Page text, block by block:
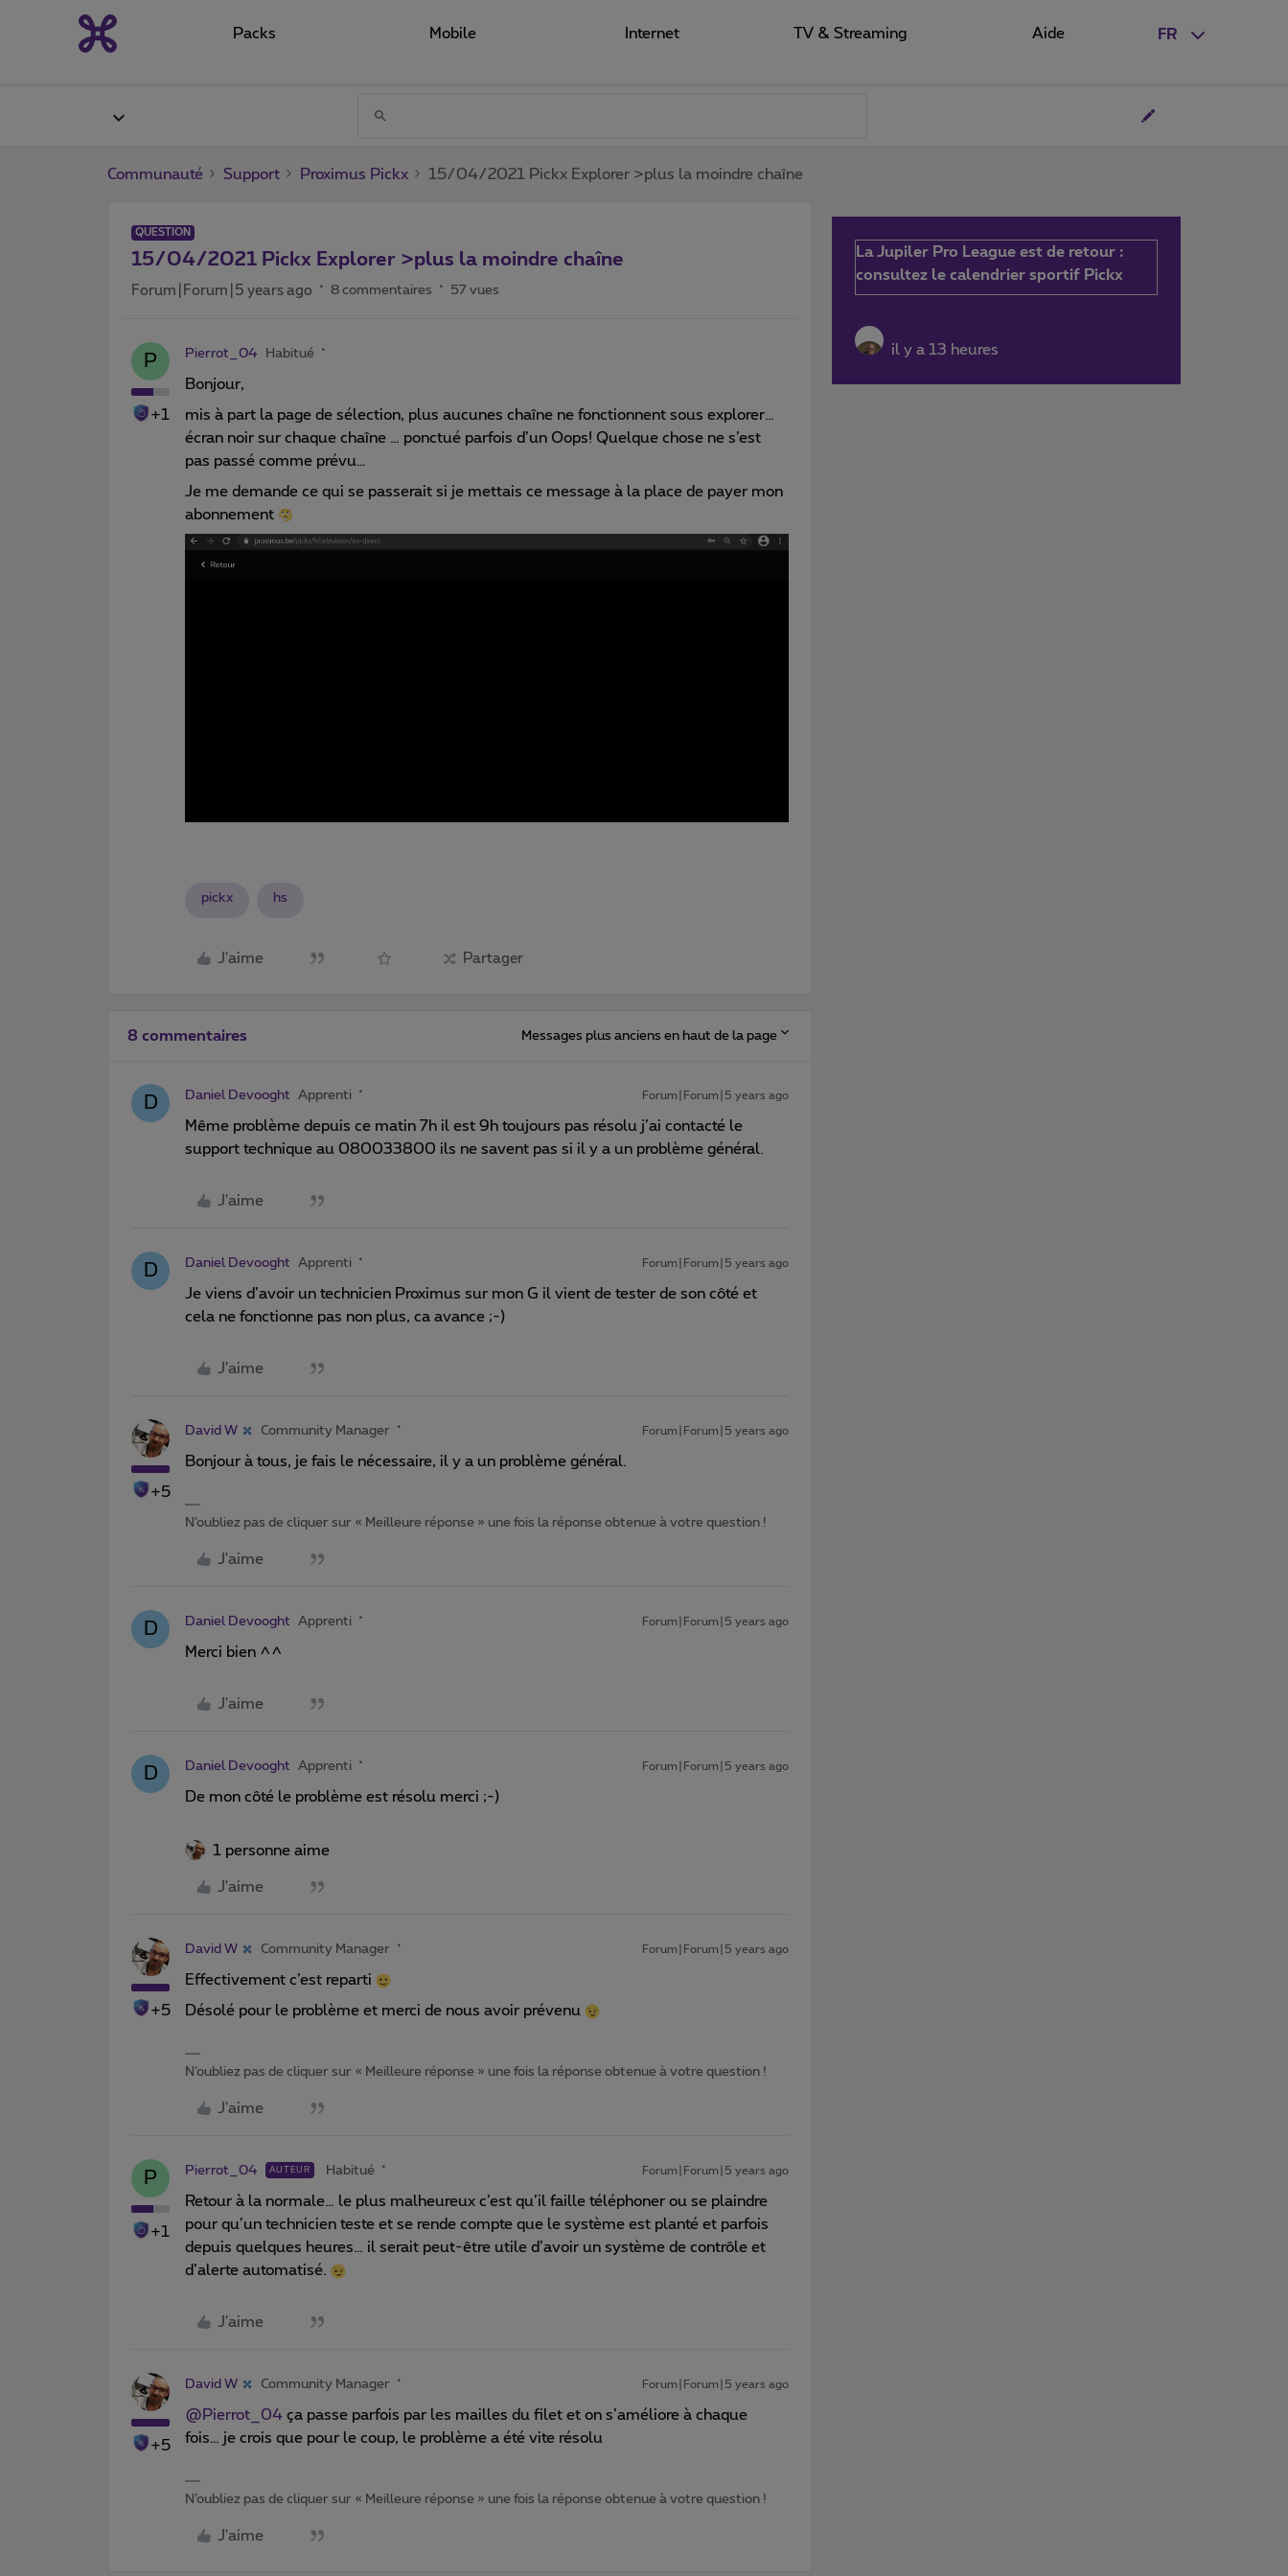
FR
Packs Mobile Internet TV & Streaming Aide
Communauté Support Proximus Pickx 15/04/2021 Pickx Explorer >plus la moindre chaîne
QUESTION
15/04/2021 Pickx Explorer >plus la moindre chaîne
Forum|Forum|5 years ago 8 commentaires 57 vues
P
+1
Pierrot_04 Habitué
Bonjour,
mis à part la page de sélection, plus aucunes chaîne ne fonctionnent sous explorer…
écran noir sur chaque chaîne … ponctué parfois d’un Oops! Quelque chose ne s’est
pas passé comme prévu…
Je me demande ce qui se passerait si je mettais ce message à la place de payer mon
abonnement
pickx hs
J'aime Partager
8 commentaires Messages plus anciens en haut de la page
D Daniel Devooght Apprenti Forum|Forum|5 years ago
Même problème depuis ce matin 7h il est 9h toujours pas résolu j’ai contacté le
support technique au 080033800 ils ne savent pas si il y a un problème général.
J'aime
D Daniel Devooght Apprenti Forum|Forum|5 years ago
Je viens d’avoir un technicien Proximus sur mon G il vient de tester de son côté et
cela ne fonctionne pas non plus, ca avance ;-)
J'aime
+5
David W Community Manager Forum|Forum|5 years ago
Bonjour à tous, je fais le nécessaire, il y a un problème général.
N’oubliez pas de cliquer sur « Meilleure réponse » une fois la réponse obtenue à votre question !
J'aime
D Daniel Devooght Apprenti Forum|Forum|5 years ago
Merci bien ^^
J'aime
D Daniel Devooght Apprenti Forum|Forum|5 years ago
De mon côté le problème est résolu merci ;-)
1 personne aime
J'aime
+5
David W Community Manager Forum|Forum|5 years ago
Effectivement c’est reparti
Désolé pour le problème et merci de nous avoir prévenu
N’oubliez pas de cliquer sur « Meilleure réponse » une fois la réponse obtenue à votre question !
J'aime
P
+1
Pierrot_04 AUTEUR Habitué Forum|Forum|5 years ago
Retour à la normale… le plus malheureux c’est qu’il faille téléphoner ou se plaindre
pour qu’un technicien teste et se rende compte que le système est planté et parfois
depuis quelques heures… il serait peut-être utile d’avoir un système de contrôle et
d’alerte automatisé.
J'aime
+5
David W Community Manager Forum|Forum|5 years ago
@Pierrot_04 ça passe parfois par les mailles du filet et on s’améliore à chaque
fois… je crois que pour le coup, le problème a été vite résolu
N’oubliez pas de cliquer sur « Meilleure réponse » une fois la réponse obtenue à votre question !
J'aime
La Jupiler Pro League est de retour :
consultez le calendrier sportif Pickx
il y a 13 heures